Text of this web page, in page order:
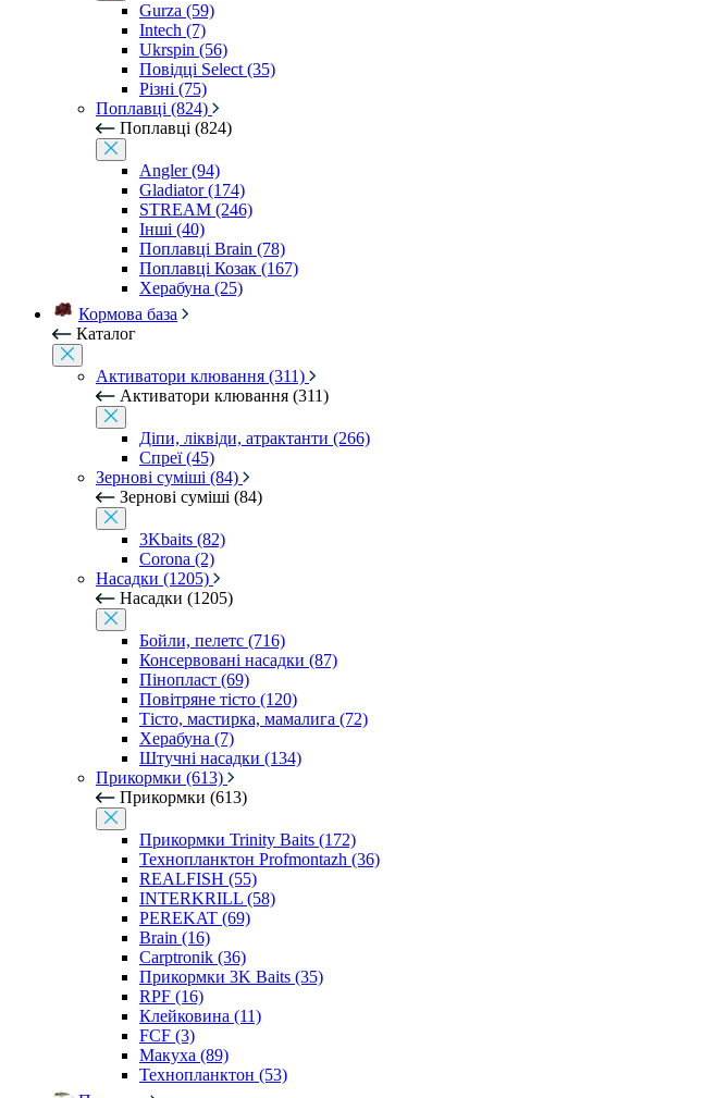
Gurza (59)
Intech (7)
Ukrspin (56)
Повідці Select (35)
Різні (75)
Поплавці (824)
Поплавці (824)
Angler (94)
Gladiator (174)
STREAM (246)
Інші (40)
Поплавці Brain (78)
Поплавці Козак (167)
Херабуна (25)
Кормова база
Каталог
Активатори клювання (311)
Активатори клювання (311)
Діпи, ліквіди, атрактанти (266)
Спреї (45)
Зернові суміші (84)
Зернові суміші (84)
3Kbaits (82)
Corona (2)
Насадки (1205)
Насадки (1205)
Бойли, пелетс (716)
Консервовані насадки (87)
Пінопласт (69)
Повітряне тісто (120)
Тісто, мастирка, мамалига (72)
Херабуна (7)
Штучні насадки (134)
Прикормки (613)
Прикормки (613)
Прикормки Trinity Baits (172)
Технопланктон Profmontazh (36)
REALFISH (55)
INTERKRILL (58)
PEREKAT (69)
Brain (16)
Carptronik (36)
Прикормки 3K Baits (35)
RPF (16)
Клейковина (11)
FCF (3)
Макуха (89)
Технопланктон (53)